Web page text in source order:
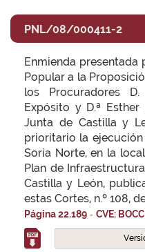
PNL/08/000411-2
Enmienda presentada
Popular a la
los Procuradores
Expósito y D.ª
Junta de Castilla y
prioritario la
Soria Norte, en la
Plan de
Castilla y León,
estas Cortes, n.º 108,
Página 22.189 - CVE: